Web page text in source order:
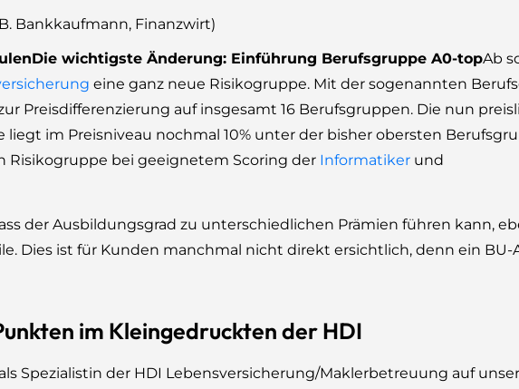
Bankkaufmann, Finanzwirt)
Die wichtigste Änderung: Einführung Berufsgruppe A0-topAb
eine ganz neue Risikogruppe. Mit der sogenannten
Preisdifferenzierung auf insgesamt 16 Berufsgruppen. Die nun
im Preisniveau nochmal 10% unter der bisher obersten
Risikogruppe bei geeignetem Scoring der Informatiker und
der Ausbildungsgrad zu unterschiedlichen Prämien führen kann,
Dies ist für Kunden manchmal nicht direkt ersichtlich, denn ein
im Kleingedruckten der HDI
Spezialistin der HDI Lebensversicherung/Maklerbetreuung auf